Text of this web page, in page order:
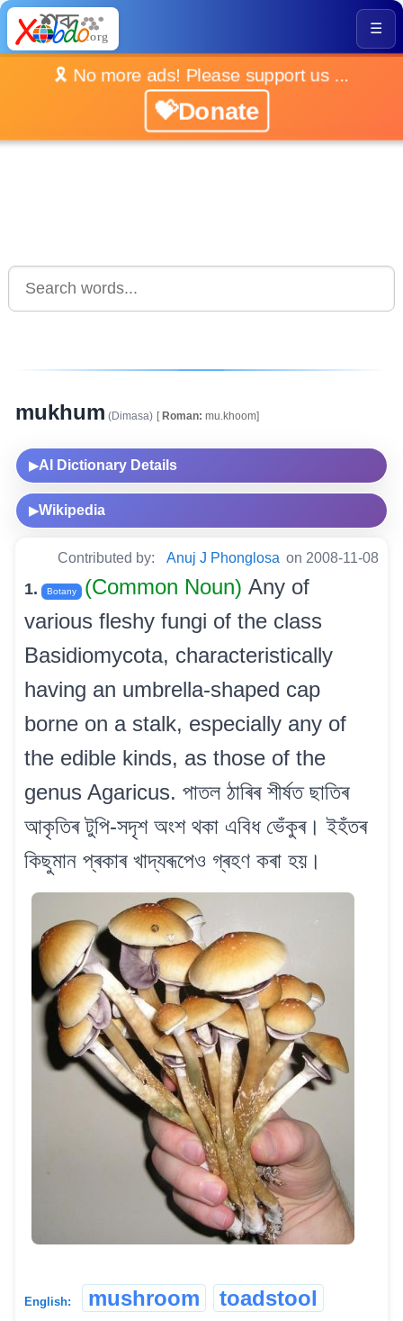
☰
🎗️ No more ads! Please support us ...
💝Donate
mukhum (Dimasa) [Roman: mu.khoom]
▶AI Dictionary Details
▶Wikipedia
Contributed by: Anuj J Phonglosa on 2008-11-08
1. Botany (Common Noun) Any of
various fleshy fungi of the class
Basidiomycota, characteristically
having an umbrella-shaped cap
borne on a stalk, especially any of
the edible kinds, as those of the
genus Agaricus. পাতল ঠাৰিৰ শীৰ্ষত ছাতিৰ
আকৃতিৰ টুপি-সদৃশ অংশ থকা এবিধ ভেঁকুৰ। ইহঁতৰ
কিছুমান প্ৰকাৰ খাদ্যৰূপেও গ্ৰহণ কৰা হয়।
English: mushroom toadstool